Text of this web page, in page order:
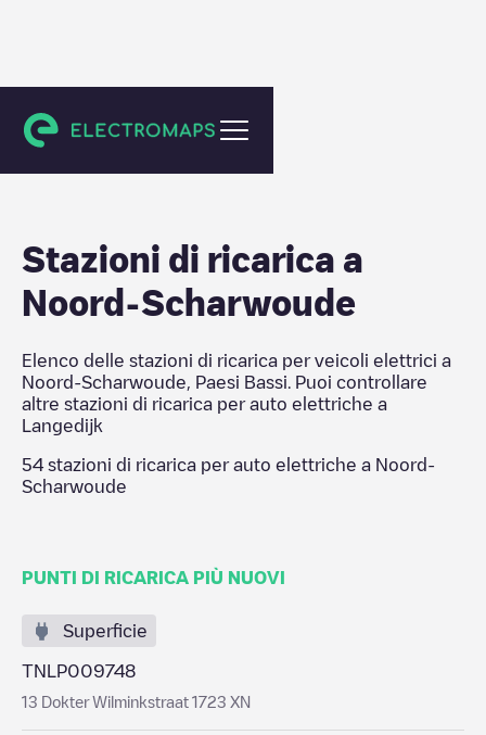
Langedijk
Stazioni di ricarica a
Noord-Scharwoude
Elenco delle stazioni di ricarica per veicoli elettrici a
Noord-Scharwoude
Paesi Bassi . Puoi controllare
altre stazioni di ricarica per auto elettriche a
Langedijk
54 stazioni di ricarica per auto elettriche a Noord-
Scharwoude
PUNTI DI RICARICA PIÙ NUOVI
Superficie
TNLP009748
13 Dokter Wilminkstraat 1723 XN